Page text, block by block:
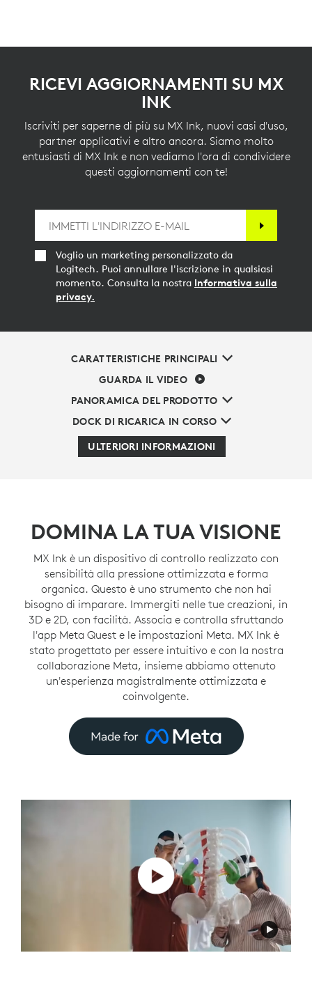
RICEVI AGGIORNAMENTI SU MX
INK
Iscriviti per saperne di più su MX Ink, nuovi casi d'uso,
partner applicativi e altro ancora. Siamo molto
entusiasti di MX Ink e non vediamo l'ora di condividere
questi aggiornamenti con te!
Voglio un marketing personalizzato da
Logitech. Puoi annullare l'iscrizione in qualsiasi
momento. Consulta la nostra Informativa sulla
privacy.
CARATTERISTICHE PRINCIPALI
GUARDA IL VIDEO
PANORAMICA DEL PRODOTTO
DOCK DI RICARICA IN CORSO
ULTERIORI INFORMAZIONI
DOMINA LA TUA VISIONE
MX Ink è un dispositivo di controllo realizzato con
sensibilità alla pressione ottimizzata e forma
organica. Questo è uno strumento che non hai
bisogno di imparare. Immergiti nelle tue creazioni, in
3D e 2D, con facilità. Associa e controlla sfruttando
l'app Meta Quest e le impostazioni Meta. MX Ink è
stato progettato per essere intuitivo e con la nostra
collaborazione Meta, insieme abbiamo ottenuto
un'esperienza magistralmente ottimizzata e
coinvolgente.